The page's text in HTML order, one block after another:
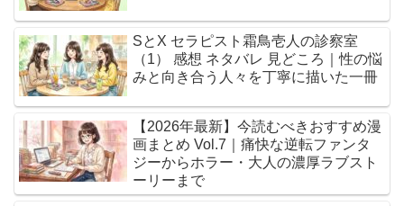
SとX セラピスト霜鳥壱人の診察室
（1） 感想 ネタバレ 見どころ｜性の悩
みと向き合う人々を丁寧に描いた一冊
【2026年最新】今読むべきおすすめ漫
画まとめ Vol.7｜痛快な逆転ファンタ
ジーからホラー・大人の濃厚ラブスト
ーリーまで